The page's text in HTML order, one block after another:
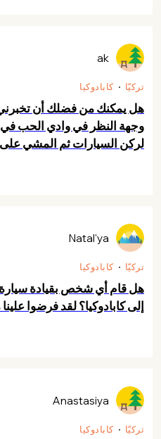
تركيّا كابادوكيا
هل يمكنك من فضلك أن تخبرني
وجهة النظر في وادي الحب في
لركن السيارات ثم المشي على
ak
تركيّا كابادوكيا
هل قام أي شخص بقيادة
إلى كابادوكيا؟ لقد فرضوا
Natal'ya
تركيّا كابادوكيا
Anastasiya